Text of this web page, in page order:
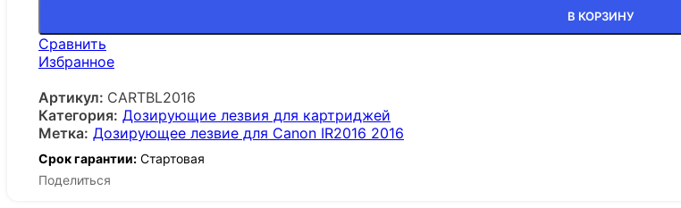
В КОРЗИНУ
Сравнить
Избранное
Артикул: CARTBL2016
Категория: Дозирующие лезвия для картриджей
Метка: Дозирующее лезвие для Canon IR2016 2016
Срок гарантии: Стартовая
Поделиться